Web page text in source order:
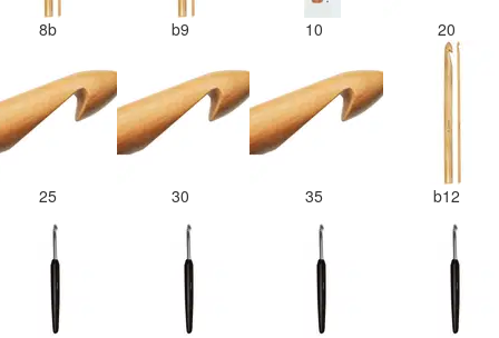
8b b9 10 20
25 30 35 b12